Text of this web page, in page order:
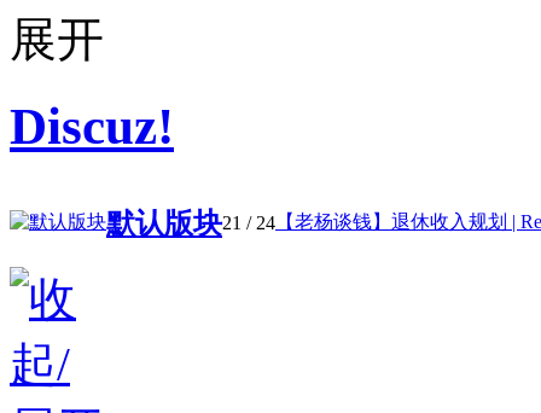
Discuz!
默认版块21 / 24 【老杨谈钱】退休收入规划 |